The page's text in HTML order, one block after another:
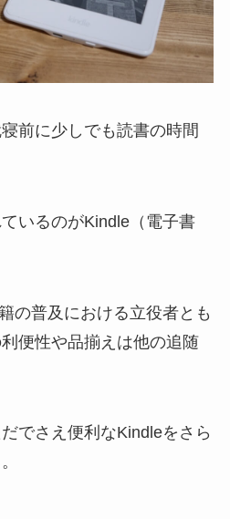
前に少しでも読書の時間
いるのがKindle（電子書
の普及における立役者とも
便性や品揃えは他の追随
でさえ便利なKindleをさら